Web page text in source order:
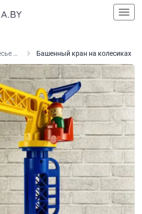
Машины Полесье и Stellar Башенный кран на колесиках